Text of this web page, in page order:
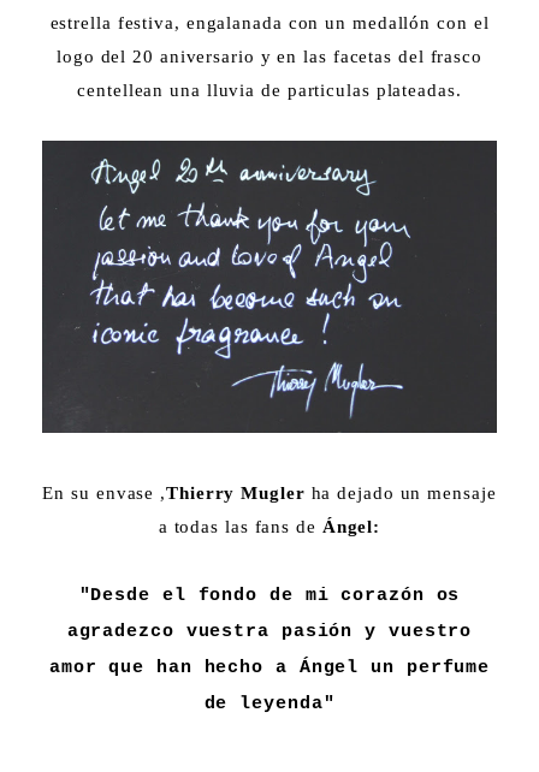
estrella festiva, engalanada con un medallón con el
logo del 20 aniversario y en las facetas del frasco
centellean una lluvia de particulas plateadas.
En su envase ,Thierry Mugler ha dejado un mensaje
a todas las fans de Ángel:
"Desde el fondo de mi corazón os
agradezco vuestra pasión y vuestro
amor que han hecho a Ángel un perfume
de leyenda"